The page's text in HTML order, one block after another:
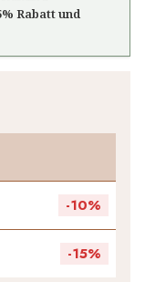
Rabatt und
-10%
-15%